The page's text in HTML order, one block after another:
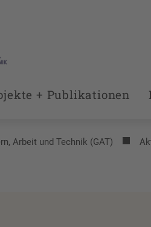
+ Publikationen
Arbeit und Technik (GAT)